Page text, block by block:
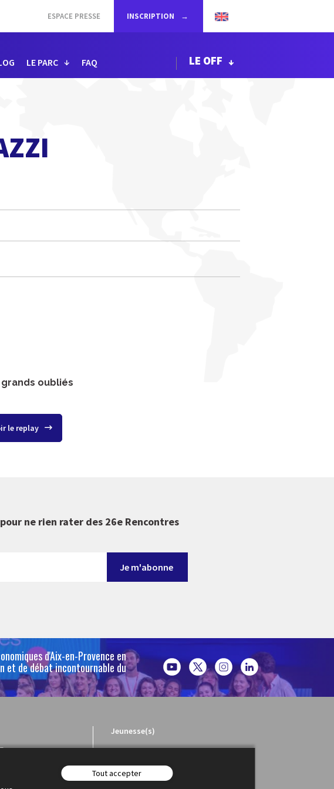
ESPACE PRESSE INSCRIPTION
LE PARC FAQ LE OFF
oubliés
le replay
ne rien rater des 26e Rencontres
d'Aix-en-Provence en
et de débat incontournable du
Jeunesse(s)
Tout accepter